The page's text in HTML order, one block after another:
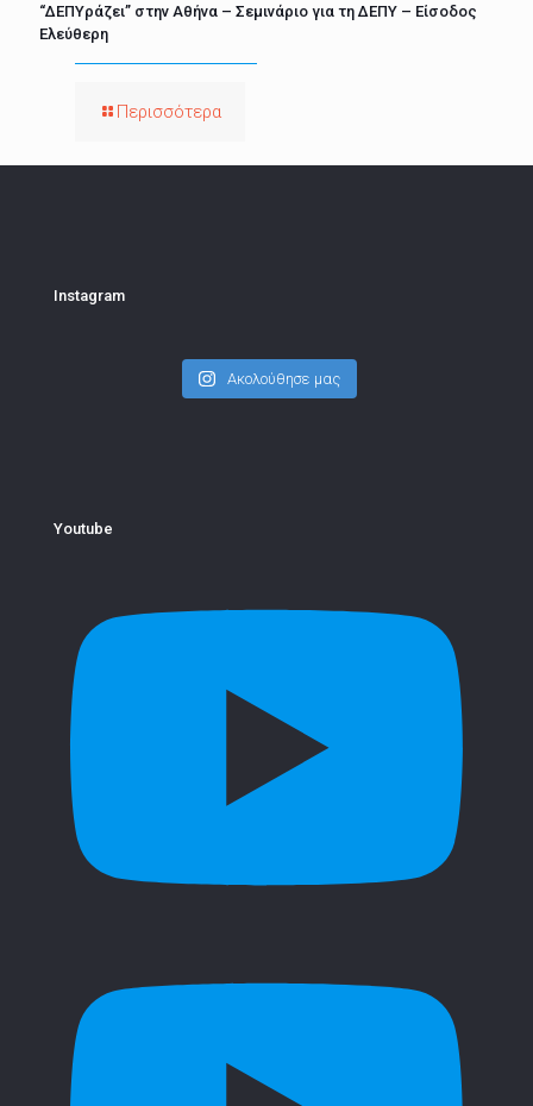
“ΔΕΠΥράζει” στην Αθήνα – Σεμινάριο για τη ΔΕΠΥ – Είσοδος
Ελεύθερη
Περισσότερα
Instagram
Ακολούθησε μας
Youtube